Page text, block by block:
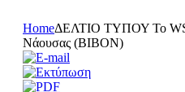
HomeΔΕΛΤΙΟ ΤΥΠΟΥ Το
Νάουσας (BIBON)